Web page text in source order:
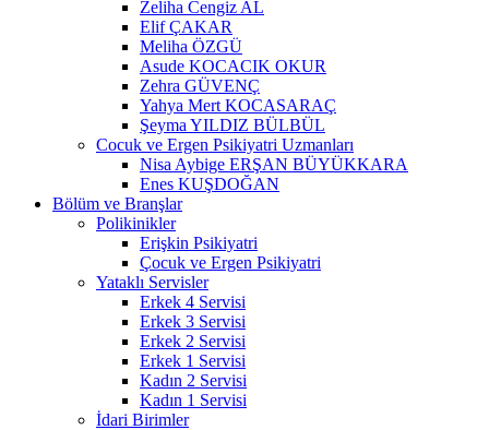
Zeliha Cengiz AL
Elif ÇAKAR
Meliha ÖZGÜ
Asude KOCACIK OKUR
Zehra GÜVENÇ
Yahya Mert KOCASARAÇ
Şeyma YILDIZ BÜLBÜL
Cocuk ve Ergen Psikiyatri Uzmanları
Nisa Aybige ERŞAN BÜYÜKKARA
Enes KUŞDOĞAN
Bölüm ve Branşlar
Polikinikler
Erişkin Psikiyatri
Çocuk ve Ergen Psikiyatri
Yataklı Servisler
Erkek 4 Servisi
Erkek 3 Servisi
Erkek 2 Servisi
Erkek 1 Servisi
Kadın 2 Servisi
Kadın 1 Servisi
İdari Birimler